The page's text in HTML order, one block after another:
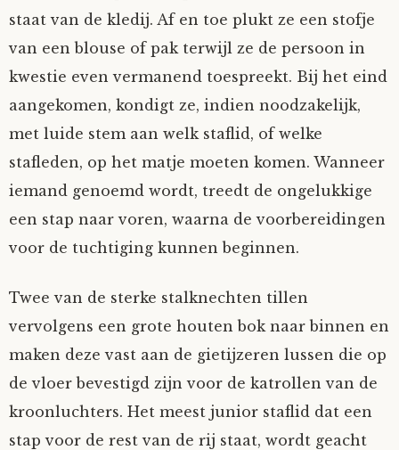
staat van de kledij. Af en toe plukt ze een stofje
van een blouse of pak terwijl ze de persoon in
kwestie even vermanend toespreekt. Bij het eind
aangekomen, kondigt ze, indien noodzakelijk,
met luide stem aan welk staflid, of welke
stafleden, op het matje moeten komen. Wanneer
iemand genoemd wordt, treedt de ongelukkige
een stap naar voren, waarna de voorbereidingen
voor de tuchtiging kunnen beginnen.
Twee van de sterke stalknechten tillen
vervolgens een grote houten bok naar binnen en
maken deze vast aan de gietijzeren lussen die op
de vloer bevestigd zijn voor de katrollen van de
kroonluchters. Het meest junior staflid dat een
stap voor de rest van de rij staat, wordt geacht